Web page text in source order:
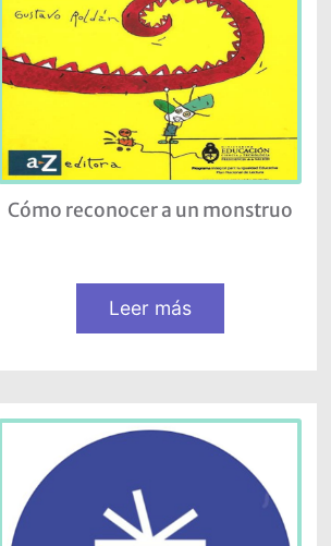
Cómo reconocer a un monstruo
Leer más